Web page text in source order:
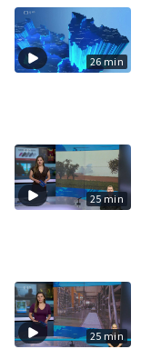
26 min
25 min
25 min